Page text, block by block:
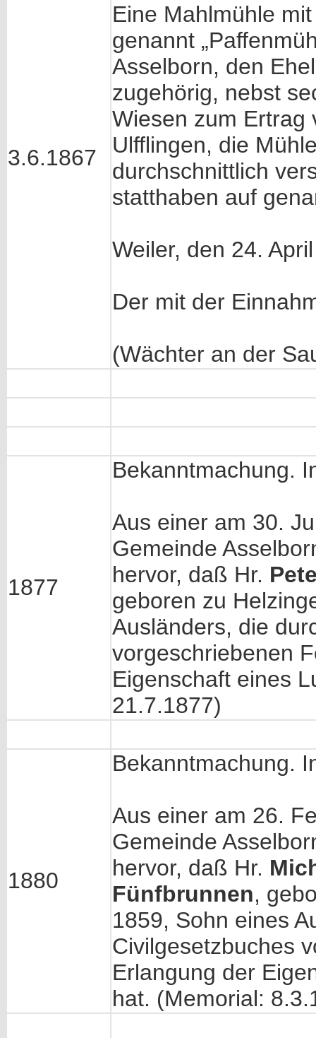
3.6.1867
Eine Mahlmühle
genannt
Asselborn, den
zugehörig, nebst
Wiesen zum Ertrag
Ulfflingen, die
durchschnittlich
statthaben auf
Weiler, den 24.
Der mit der
(Wächter an der
1877
Bekanntmachung.
Aus einer am 30.
Gemeinde
hervor, daß Hr.
geboren zu
Ausländers, die
vorgeschriebenen
Eigenschaft eines
21.7.1877)
1880
Bekanntmachung.
Aus einer am 26.
Gemeinde
hervor, daß Hr.
Fünfbrunnen,
1859, Sohn eines
Civilgesetzbuches
Erlangung der
hat. (Memorial: